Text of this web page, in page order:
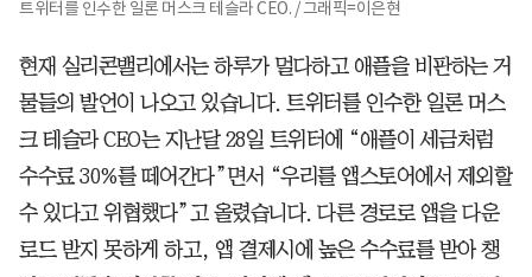
트위터를 인수한 일론 머스크 테슬라 CEO. / 그래픽=이은현
현재 실리콘밸리에서는 하루가 멀다하고 애플을 비판하는 거
물들의 발언이 나오고 있습니다. 트위터를 인수한 일론 머스
크 테슬라 CEO는 지난달 28일 트위터에 “애플이 세금처럼
수수료 30%를 떼어간다”면서 “우리를 앱스토어에서 제외할
수 있다고 위협했다”고 올렸습니다. 다른 경로로 앱을 다운
로드 받지 못하게 하고, 앱 결제시에 높은 수수료를 받아 챙